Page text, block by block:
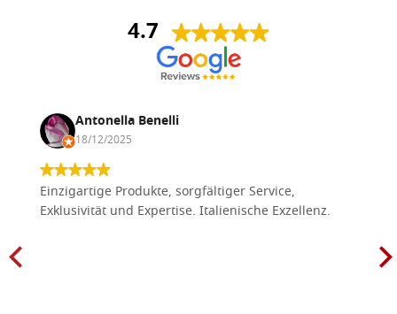
4.7
Antonella Benelli
18/12/2025
Einzigartige Produkte, sorgfältiger Service,
Exklusivität und Expertise. Italienische Exzellenz.